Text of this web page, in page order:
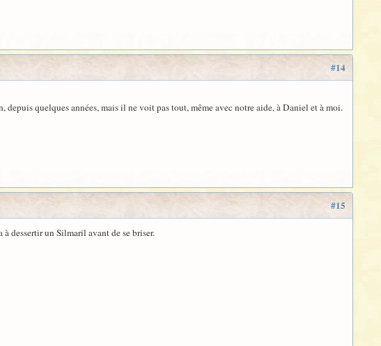
#14
quelques années, mais il ne voit pas tout, même avec notre aide, à Daniel et à moi.
#15
dessertir un Silmaril avant de se briser.